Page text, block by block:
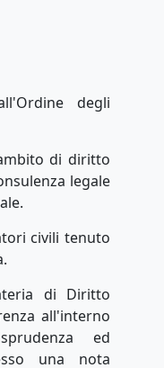
degli
di diritto
legale
civili tenuto
di Diritto
all'interno
ed
una nota